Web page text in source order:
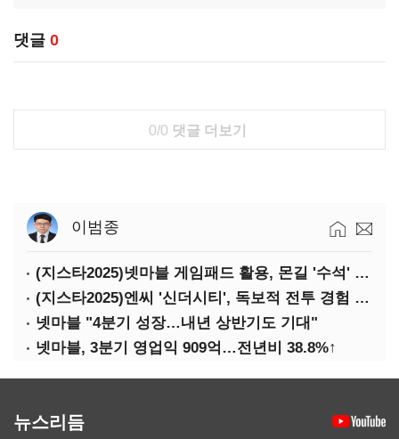
댓글 0
0/0 댓글 더보기
이범종
(지스타2025)넷마블 게임패드 활용, 몬길 '수석' 7대죄 '차석'
(지스타2025)엔씨 '신더시티', 독보적 전투 경험 필요
넷마블 "4분기 성장…내년 상반기도 기대"
넷마블, 3분기 영업익 909억…전년비 38.8%↑
뉴스리듬